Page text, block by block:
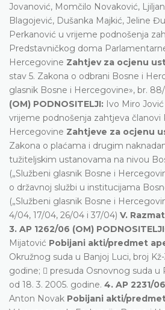
Jovanović, Momčilo Novaković,
Blagojević, Dušanka Majkić, Jeline
Perkanović u vrijeme podnošenja
Predstavničkog doma
Hercegovine Zahtjev za ocjenu
stav 5. Zakona o odbrani Bosne i
glasnik Bosne i Hercegovine», br.
(OM) PODNOSITELJI: Ivo Miro
vrijeme podnošenja zahtjeva članovi
Hercegovine Zahtjeve za ocjenu
Zakona o plaćama i drugim
tužiteljskim ustanovama na nivou
(„Službeni glasnik Bosne i
o državnoj službi u institucijama
(„Službeni glasnik Bosne i
4/04, 17/04, 26/04 i 37/04) V.
3. AP 1262/06 (OM)
Mijatović Pobijani akti/predmet
Okružnog suda u Banjoj Luci, broj Kž-
godine;  presuda Osnovnog suda u
od 18. 3. 2005. godine. 4. AP 2231/
Anton Novak Pobijani akti/